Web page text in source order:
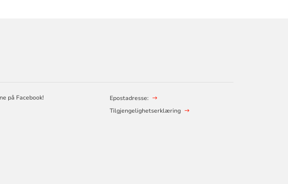
på Facebook!
Epostadresse:
Tilgjengelighetserklæring